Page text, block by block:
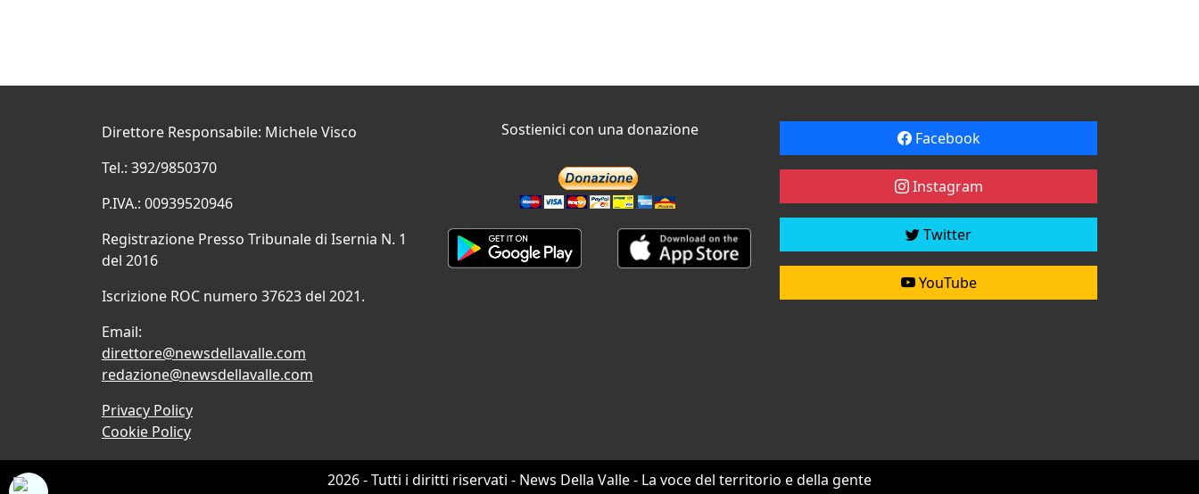
Direttore Responsabile: Michele Visco
Tel.: 392/9850370
P.IVA.: 00939520946
Registrazione Presso Tribunale di Isernia N. 1
del 2016
Iscrizione ROC numero 37623 del 2021.
Email:
direttore@newsdellavalle.com
redazione@newsdellavalle.com
Privacy Policy
Cookie Policy
Sostienici con una donazione Facebook
Instagram
Twitter
YouTube
2026 - Tutti i diritti riservati - News Della Valle - La voce del territorio e della gente